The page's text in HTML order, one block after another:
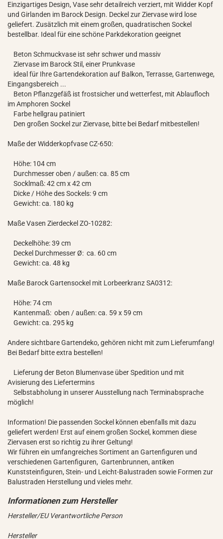
Einzigartiges Design, Vase sehr detailreich verziert, mit Widder Kopf
und Girlanden im Barock Design. Deckel zur Ziervase wird lose
geliefert. Zusätzlich mit einem großen, quadratischen Sockel
bestellbar. Ideal für eine schöne Parkdekoration geeignet
Beton Schmuckvase ist sehr schwer und massiv
Ziervase im Barock Stil, einer Prunkvase
ideal für Ihre Gartendekoration auf Balkon, Terrasse, Gartenwege,
Eingangsbereich ...
Beton Pflanzgefäß ist frostsicher und wetterfest, mit Ablaufloch
im Amphoren Sockel
Farbe hellgrau patiniert
Den großen Sockel zur Ziervase, bitte bei Bedarf mitbestellen!
Maße der Widderkopfvase CZ-650:
Höhe: 104 cm
Durchmesser oben / außen: ca. 85 cm
Socklmaß: 42 cm x 42 cm
Dicke / Höhe des Sockels: 9 cm
Gewicht: ca. 180 kg
Maße Vasen Zierdeckel ZO-10282:
Deckelhöhe: 39 cm
Deckel Durchmesser Ø: ca. 60 cm
Gewicht: ca. 48 kg
Maße Barock Gartensockel mit Lorbeerkranz SA0312:
Höhe: 74 cm
Kantenmaß: oben / außen: ca. 59 x 59 cm
Gewicht: ca. 295 kg
Andere sichtbare Gartendeko, gehören nicht mit zum Lieferumfang!
Bei Bedarf bitte extra bestellen!
Lieferung der Beton Blumenvase über Spedition und mit
Avisierung des Liefertermins
Selbstabholung in unserer Ausstellung nach Terminabsprache
möglich!
Information! Die passenden Sockel können ebenfalls mit dazu
geliefert werden! Erst auf einem großen Sockel, kommen diese
Ziervasen erst so richtig zu ihrer Geltung!
Wir führen ein umfangreiches Sortiment an Gartenfiguren und
verschiedenen Gartenfiguren, Gartenbrunnen, antiken
Kunststeinfiguren, Stein- und Leicht-Balustraden sowie Formen zur
Balustraden Herstellung und vieles mehr.
Hersteller/EU Verantwortliche Person
Hersteller